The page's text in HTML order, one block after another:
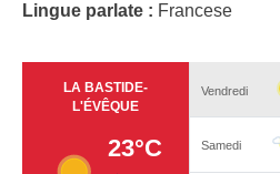
Lingue parlate : Francese